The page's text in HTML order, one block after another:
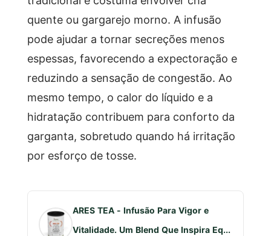
quente ou gargarejo morno. A infusão
pode ajudar a tornar secreções menos
espessas, favorecendo a expectoração e
reduzindo a sensação de congestão. Ao
mesmo tempo, o calor do líquido e a
hidratação contribuem para conforto da
garganta, sobretudo quando há irritação
por esforço de tosse.
ARES TEA - Infusão Para Vigor e
Vitalidade. Um Blend Que Inspira Eq...